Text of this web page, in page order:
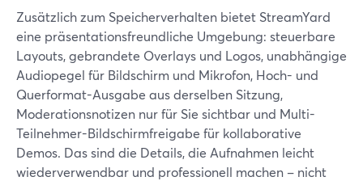
Zusätzlich zum Speicherverhalten bietet StreamYard
eine präsentationsfreundliche Umgebung: steuerbare
Layouts, gebrandete Overlays und Logos, unabhängige
Audiopegel für Bildschirm und Mikrofon, Hoch- und
Querformat-Ausgabe aus derselben Sitzung,
Moderationsnotizen nur für Sie sichtbar und Multi-
Teilnehmer-Bildschirmfreigabe für kollaborative
Demos. Das sind die Details, die Aufnahmen leicht
wiederverwendbar und professionell machen – nicht